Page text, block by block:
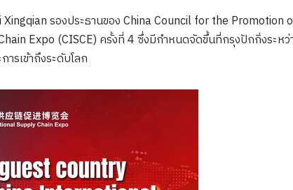
รองประธานของ China Council for the Promotion
Expo (CISCE) ครั้งที่ 4 ซึ่งมีกำหนดจัดขึ้นที่กรุงปักกิ่งระห
รเข้าถึงระดับโลก